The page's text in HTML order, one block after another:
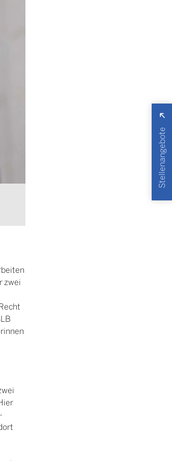
Der Blick über das Baufeld am
zwei
Stellenangebote